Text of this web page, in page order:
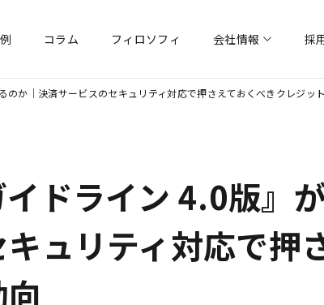
VALUE KIT VALUE KITチケット販売
コラム フィロソフィ 会社情報
会社概要 代表挨拶 沿革 サイバー
採
採用情報トップ 社員紹介 ブログ
か｜決済サービスのセキュリティ対応で押さえておくべきクレジッ
ドライン 4.0版』
ュリティ対応で押